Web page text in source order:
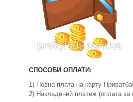
СПОСОБИ ОПЛАТИ:
1) Повна плата на карту
2) Накладений платеж (оплата